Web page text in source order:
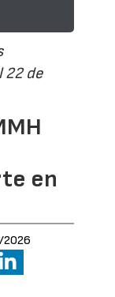
22 de
en